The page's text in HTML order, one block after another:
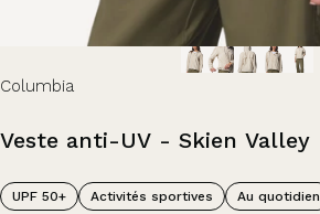
Columbia
Veste anti-UV - Skien Valley
UPF 50+ Activités sportives Au quotidien